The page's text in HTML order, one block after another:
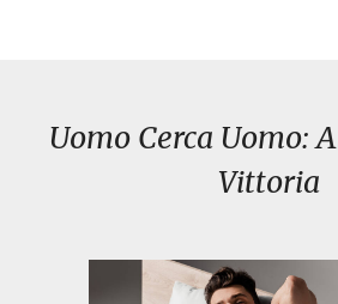
Uomo Cerca Uomo:
Vittoria